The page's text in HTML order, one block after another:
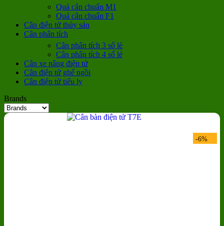
Quả cân chuẩn M1
Quả cân chuẩn F1
Cân điện tử thủy sản
Cân phân tích
Cân phân tích 3 số lẻ
Cân phân tích 4 số lẻ
Cân xe nâng điện tử
Cân điện tử ghế ngồi
Cân điện tử tiểu ly
Brands
-6%